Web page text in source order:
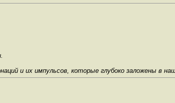
и их импульсов, которые глубоко заложены в